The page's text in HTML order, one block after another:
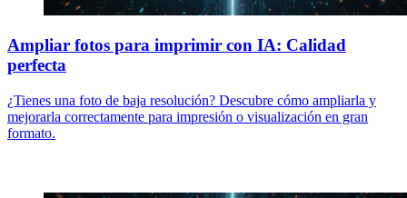
Ampliar fotos para imprimir con IA: Calidad
perfecta
¿Tienes una foto de baja resolución? Descubre cómo ampliarla y
mejorarla correctamente para impresión o visualización en gran
formato.